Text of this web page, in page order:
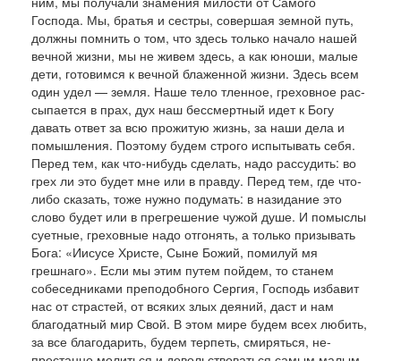
Господа. Мы, братья и сестры, со­вершая земной путь,
должны помнить о том, что здесь только начало нашей
вечной жизни, мы не живем здесь, а как юноши, малые
дети, готовимся к вечной блаженной жизни. Здесь всем
один удел — земля. Наше тело тленное, греховное рас­
сыпается в прах, дух наш бессмертный идет к Бо­гу
давать ответ за всю прожитую жизнь, за наши дела и
помышления. Поэтому будем строго испытывать себя.
Перед тем, как что-нибудь сде­лать, надо рассудить: во
грех ли это будет мне или в правду. Перед тем, где что-
либо сказать, то­же нужно подумать: в назидание это
слово будет или в прегрешение чужой душе. И помыслы
сует­ные, греховные надо отгонять, а только призывать
Бога: «Иисусе Христе, Сыне Божий, помилуй мя
грешнаго». Если мы этим путем пойдем, то станем
собеседниками преподобного Сергия, Господь из­бавит
нас от страстей, от всяких злых деяний, даст и нам
благодатный мир Свой. В этом мире будем всех любить,
за все благодарить, будем терпеть, смиряться, не­